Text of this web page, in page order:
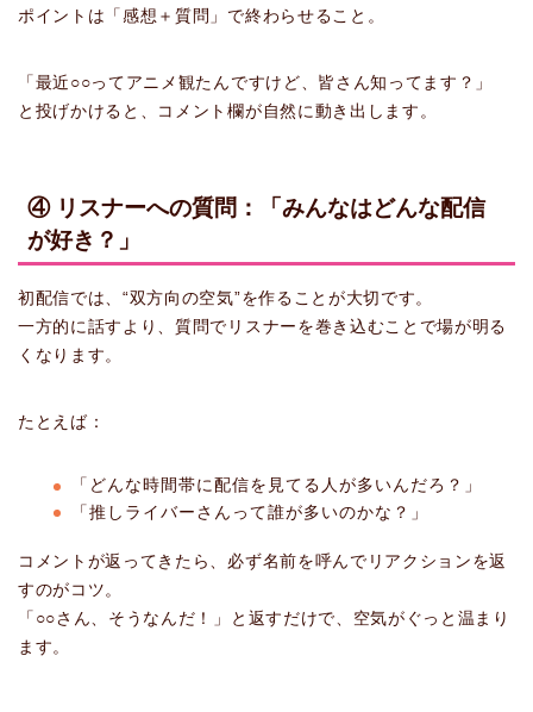
ポイントは「感想＋質問」で終わらせること。
「最近○○ってアニメ観たんですけど、皆さん知ってます？」
と投げかけると、コメント欄が自然に動き出します。
④ リスナーへの質問：「みんなはどんな配信
が好き？」
初配信では、“双方向の空気”を作ることが大切です。
一方的に話すより、質問でリスナーを巻き込むことで場が明る
くなります。
たとえば：
「どんな時間帯に配信を見てる人が多いんだろ？」
「推しライバーさんって誰が多いのかな？」
コメントが返ってきたら、必ず名前を呼んでリアクションを返
すのがコツ。
「○○さん、そうなんだ！」と返すだけで、空気がぐっと温まり
ます。